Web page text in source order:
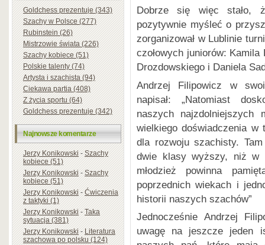
Goldchess prezentuje (343)
Szachy w Polsce (277)
Rubinstein (26)
Mistrzowie świata (226)
Szachy kobiece (51)
Polskie talenty (74)
Artysta i szachista (94)
Ciekawa partia (408)
Z życia sportu (64)
Goldchess prezentuje (342)
Najnowsze komentarze
Jerzy Konikowski-Szachy
kobiece (51)
Jerzy Konikowski-Szachy
kobiece (51)
Jerzy Konikowski-Ćwiczenia
z taktyki (1)
Jerzy Konikowski-Taka
sytuacja (381)
Jerzy Konikowski-Literatura
szachowa po polsku (124)
Dobrze się więc stało,
pozytywnie myśleć o
zorganizował w Lublinie
czołowych juniorów:
Drozdowskiego i Daniela
Andrzej Filipowicz w
napisał: „Natomiast
naszych najzdolniejszych
wielkiego doświadczenia w
dla rozwoju szachisty.
dwie klasy wyższy, niż w
młodzież powinna
poprzednich wiekach i
historii naszych szachów”
Jednocześnie Andrzej
uwagę na jeszcze jeden